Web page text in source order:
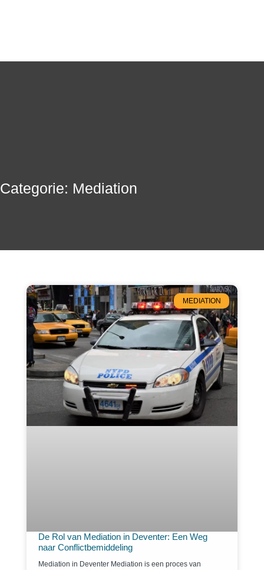
Categorie: Mediation
MEDIATION
De Rol van Mediation in Deventer: Een Weg
naar Conflictbemiddeling
Mediation in Deventer Mediation is een proces van